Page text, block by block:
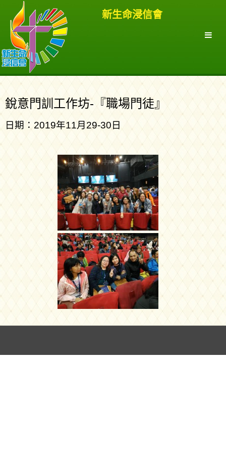
新生命浸信會
銳意門訓工作坊-『職場門徒』
日期：2019年11月29-30日